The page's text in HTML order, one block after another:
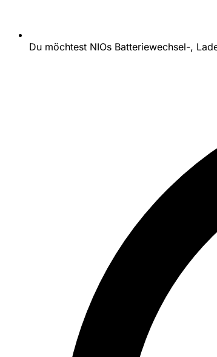
Du möchtest NIOs Batteriewechsel-,